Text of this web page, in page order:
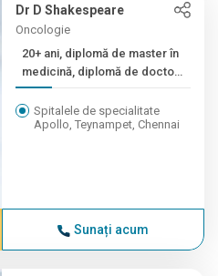
Dr D Shakespeare
Oncologie
20+ ani, diplomă de master în
medicină, diplomă de doctor
în medicină, diplomă de
master în chirurgie...
Spitalele de specialitate
Apollo, Teynampet, Chennai
Sunați acum